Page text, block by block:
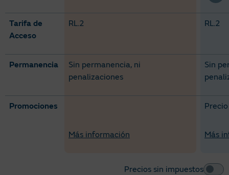
Precios sin impuestos
Tarifa de
Acceso
RL.2 RL.2
Permanencia
Sin permanencia, ni
penalizaciones
Sin
Promociones
Más información Más